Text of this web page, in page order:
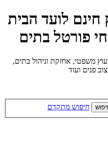
חינם לועד הבית
פורטל בתים
משפטי, אחזקת וניהול בתים,
פנים ועוד
חיפוש מתקדם